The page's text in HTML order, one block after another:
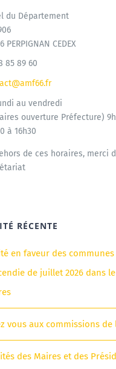
du Département
PERPIGNAN CEDEX
85 89 60
au vendredi
ouverture Préfecture)
à 16h30
de ces horaires, merci
RÉCENTE
en faveur des
de juillet 2026 dans
vous aux commissions de
des Maires et des